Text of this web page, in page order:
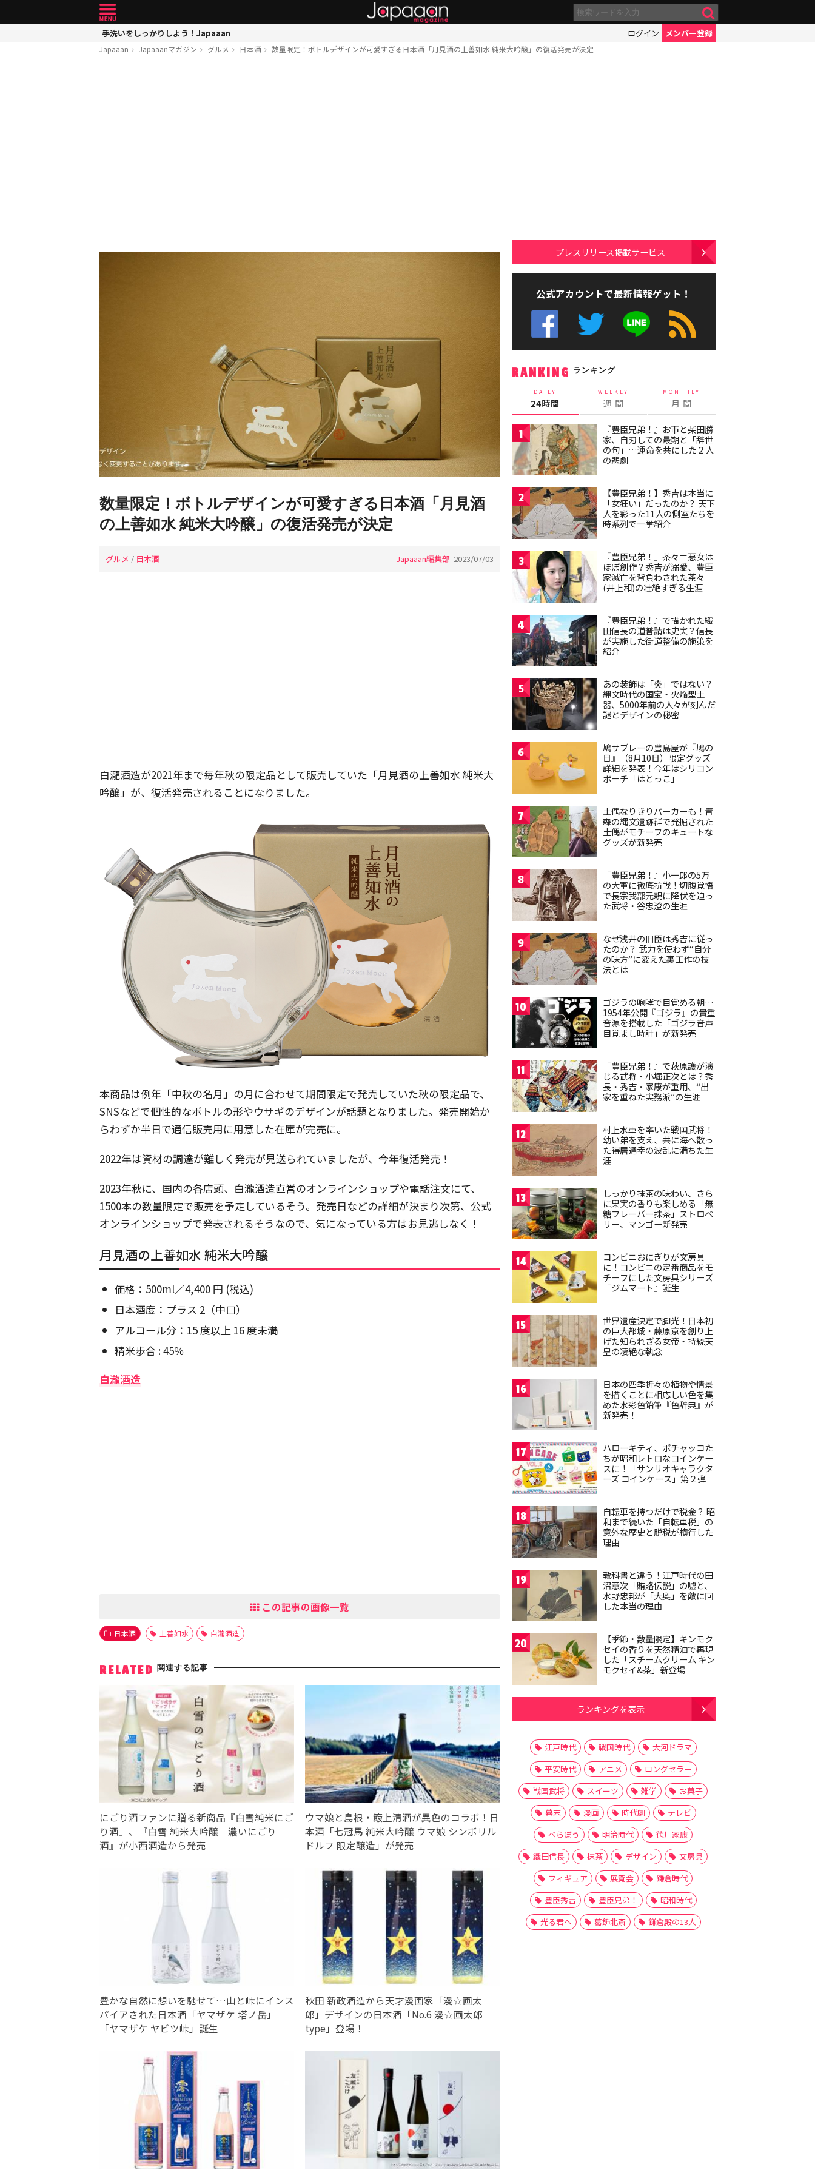
手洗いをしっかりしよう！Japaaan ログイン メンバー登録
Japaaan Japaaanマガジン グルメ 日本酒 数量限定！ボトルデザインが可愛すぎる日本酒「月見酒の上善如水 純米大吟醸」の復活発売が決定
数量限定！ボトルデザインが可愛すぎる日本酒「月見酒
の上善如水 純米大吟醸」の復活発売が決定
グルメ / 日本酒 Japaaan編集部 2023/07/03
白瀧酒造が2021年まで毎年秋の限定品として販売していた「月見酒の上善如水 純米大
吟醸」が、復活発売されることになりました。
本商品は例年「中秋の名月」の月に合わせて期間限定で発売していた秋の限定品で、
SNSなどで個性的なボトルの形やウサギのデザインが話題となりました。発売開始か
らわずか半日で通信販売用に用意した在庫が完売に。
2022年は資材の調達が難しく発売が見送られていましたが、今年復活発売！
2023年秋に、国内の各店頭、白瀧酒造直営のオンラインショップや電話注文にて、
1500本の数量限定で販売を予定しているそう。発売日などの詳細が決まり次第、公式
オンラインショップで発表されるそうなので、気になっている方はお見逃しなく！
月見酒の上善如水 純米大吟醸
価格：500ml／4,400 円 (税込)
日本酒度：プラス 2（中口）
アルコール分：15 度以上 16 度未満
精米歩合 : 45％
白瀧酒造
この記事の画像一覧
日本酒 上善如水 白瀧酒造
RELATED 関連する記事
にごり酒ファンに贈る新商品『白雪純米にご
り酒』、『白雪 純米大吟醸 濃いにごり
酒』が小西酒造から発売
ウマ娘と島根・簸上清酒が異色のコラボ！日
本酒「七冠馬 純米大吟醸 ウマ娘 シンボリル
ドルフ 限定醸造」が発売
豊かな自然に想いを馳せて…山と峠にインス
パイアされた日本酒「ヤマザケ 塔ノ岳」
「ヤマザケ ヤビツ峠」誕生
秋田 新政酒造から天才漫画家「漫☆画太
郎」デザインの日本酒「No.6 漫☆画太郎
type」登場！
プレスリリース掲載サービス
公式アカウントで最新情報ゲット！
RANKING ランキング
DAILY
24時間
WEEKLY
週 間
MONTHLY
月 間
1
『豊臣兄弟！』お市と柴田勝
家、自刃しての最期と「辞世
の句」…運命を共にした２人
の悲劇
2
【豊臣兄弟！】秀吉は本当に
「女狂い」だったのか？ 天下
人を彩った11人の側室たちを
時系列で一挙紹介
3
『豊臣兄弟！』茶々＝悪女は
ほぼ創作？秀吉が溺愛、豊臣
家滅亡を背負わされた茶々
(井上和)の壮絶すぎる生涯
4
『豊臣兄弟！』で描かれた織
田信長の道普請は史実？信長
が実施した街道整備の施策を
紹介
5
あの装飾は「炎」ではない？
縄文時代の国宝・火焔型土
器、5000年前の人々が刻んだ
謎とデザインの秘密
6
鳩サブレーの豊島屋が『鳩の
日』（8月10日）限定グッズ
詳細を発表！今年はシリコン
ポーチ「はとっこ」
7
土偶なりきりパーカーも！青
森の縄文遺跡群で発掘された
土偶がモチーフのキュートな
グッズが新発売
8
『豊臣兄弟！』小一郎の5万
の大軍に徹底抗戦！切腹覚悟
で長宗我部元親に降伏を迫っ
た武将・谷忠澄の生涯
9
なぜ浅井の旧臣は秀吉に従っ
たのか？ 武力を使わず“自分
の味方”に変えた裏工作の技
法とは
10
ゴジラの咆哮で目覚める朝…
1954年公開『ゴジラ』の貴重
音源を搭載した「ゴジラ音声
目覚まし時計」が新発売
11
『豊臣兄弟！』で萩原護が演
じる武将・小堀正次とは？秀
長・秀吉・家康が重用、“出
家を重ねた実務派”の生涯
12
村上水軍を率いた戦国武将！
幼い弟を支え、共に海へ散っ
た得居通幸の波乱に満ちた生
涯
13
しっかり抹茶の味わい、さら
に果実の香りも楽しめる「無
糖フレーバー抹茶」ストロベ
リー、マンゴー新発売
14
コンビニおにぎりが文房具
に！コンビニの定番商品をモ
チーフにした文房具シリーズ
『ジムマート』誕生
15
世界遺産決定で脚光！日本初
の巨大都城・藤原京を創り上
げた知られざる女帝・持統天
皇の凄絶な執念
16
日本の四季折々の植物や情景
を描くことに相応しい色を集
めた水彩色鉛筆『色辞典』が
新発売！
17
ハローキティ、ポチャッコた
ちが昭和レトロなコインケー
スに！「サンリオキャラクタ
ーズ コインケース」第２弾
18
自転車を持つだけで税金？ 昭
和まで続いた「自転車税」の
意外な歴史と脱税が横行した
理由
19
教科書と違う！江戸時代の田
沼意次「賄賂伝説」の嘘と、
水野忠邦が「大奥」を敵に回
した本当の理由
20
【季節・数量限定】キンモク
セイの香りを天然精油で再現
した「スチームクリーム キン
モクセイ&茶」新登場
ランキングを表示
江戸時代 戦国時代
大河ドラマ
平安時代
アニメ
ロングセラー
戦国武将
スイーツ 雑学
お菓子
幕末
漫画 時代劇
テレビ
べらぼう
明治時代
徳川家康
織田信長
抹茶 デザイン
文房具
フィギュア
展覧会
鎌倉時代
豊臣秀吉
豊臣兄弟！
昭和時代
光る君へ
葛飾北斎 鎌倉殿の13人